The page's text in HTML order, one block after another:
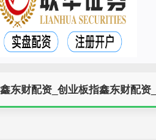
东财配资_创业板指鑫东财配